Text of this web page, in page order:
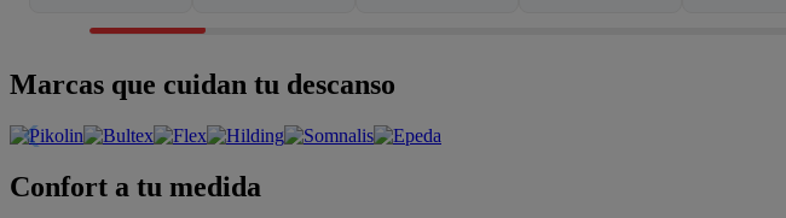
Marcas que cuidan tu descanso
Confort a tu medida